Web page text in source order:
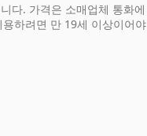
다. 가격은 소매업체 통화에
하려면 만 19세 이상이어야